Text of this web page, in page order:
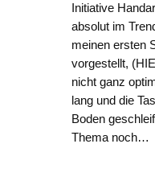
Initiative
absolut im
meinen ersten
vorgestellt,
nicht ganz
lang und die
Boden
Thema noch…